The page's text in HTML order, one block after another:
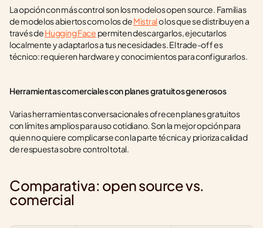
La opción con más control son los modelos open source. Familias
de modelos abiertos como los de Mistral o los que se distribuyen a
través de Hugging Face permiten descargarlos, ejecutarlos
localmente y adaptarlos a tus necesidades. El trade-off es
técnico: requieren hardware y conocimientos para configurarlos.
Herramientas comerciales con planes gratuitos generosos
Varias herramientas conversacionales ofrecen planes gratuitos
con límites amplios para uso cotidiano. Son la mejor opción para
quien no quiere complicarse con la parte técnica y prioriza calidad
de respuesta sobre control total.
Comparativa: open source vs.
comercial